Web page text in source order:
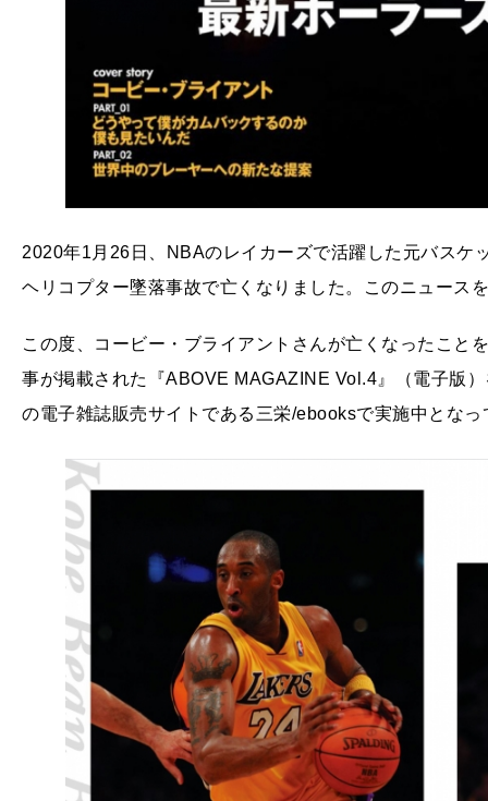
2020年1月26日、NBAのレイカーズで活躍した元バスケ
ヘリコプター墜落事故で亡くなりました。このニュース
この度、コービー・ブライアントさんが亡くなったこと
事が掲載された『ABOVE MAGAZINE Vol.4』（電子版
の電子雑誌販売サイトである三栄/ebooksで実施中となっ